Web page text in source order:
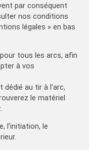
par conséquent
nos conditions
légales » en bas
tous les arcs, afin
à vos
dédié au tir à l’arc,
le matériel
l’initiation, le